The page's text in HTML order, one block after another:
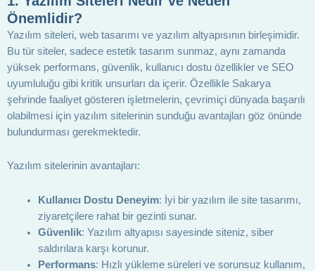
Önemlidir?
Yazılım siteleri, web tasarımı ve yazılım altyapısının birleşimidir.
Bu tür siteler, sadece estetik tasarım sunmaz, aynı zamanda
yüksek performans, güvenlik, kullanıcı dostu özellikler ve SEO
uyumluluğu gibi kritik unsurları da içerir. Özellikle Sakarya
şehrinde faaliyet gösteren işletmelerin, çevrimiçi dünyada başarılı
olabilmesi için yazılım sitelerinin sunduğu avantajları göz önünde
bulundurması gerekmektedir.
Yazılım sitelerinin avantajları:
Kullanıcı Dostu Deneyim: İyi bir yazılım ile site tasarımı,
ziyaretçilere rahat bir gezinti sunar.
Güvenlik: Yazılım altyapısı sayesinde siteniz, siber
saldırılara karşı korunur.
Performans: Hızlı yükleme süreleri ve sorunsuz kullanım,